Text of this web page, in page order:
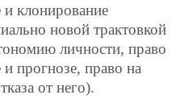
и клонирование
новой трактовкой
личности, право
прогнозе, право на
от него).